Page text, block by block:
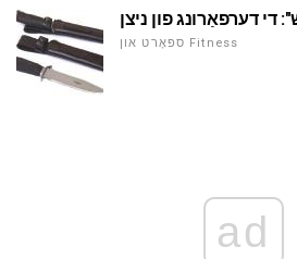
דערפאַרונג פון ניצן
ספּאָרט און Fitness
ad